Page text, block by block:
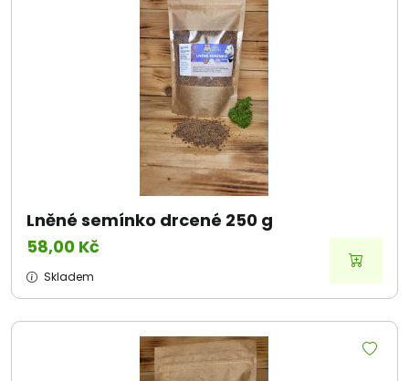
Lněné semínko drcené 250 g
58,00 Kč
Skladem